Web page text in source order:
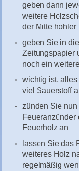
geben dann
weitere
der Mitte hohler
geben Sie in
Zeitungspapier
noch ein
wichtig ist,
viel Sauerstoff
zünden Sie
Feueranzünder
Feuerholz an
lassen Sie das
weiteres Holz
regelmäßig